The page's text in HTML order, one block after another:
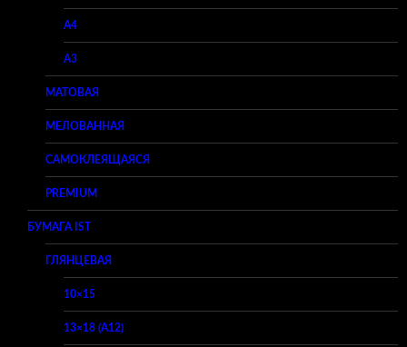
A4
A3
МАТОВАЯ
МЕЛОВАННАЯ
САМОКЛЕЯЩАЯСЯ
PREMIUM
БУМАГА IST
ГЛЯНЦЕВАЯ
10×15
13×18 (A12)